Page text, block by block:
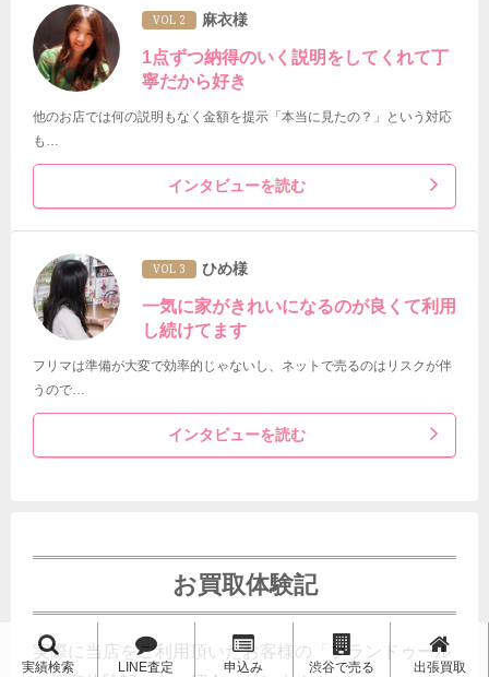
VOL 2 麻衣様
1点ずつ納得のいく説明をしてくれて丁
寧だから好き
他のお店では何の説明もなく金額を提示「本当に見たの？」という対応
も…
インタビューを読む
VOL 3 ひめ様
一気に家がきれいになるのが良くて利用
し続けてます
フリマは準備が大変で効率的じゃないし、ネットで売るのはリスクが伴
うので…
インタビューを読む
お買取体験記
実際に当店をご利用頂いたお客様の「ブランドゥール
実績検索 LINE査定 申込み 渋谷で売る 出張買取